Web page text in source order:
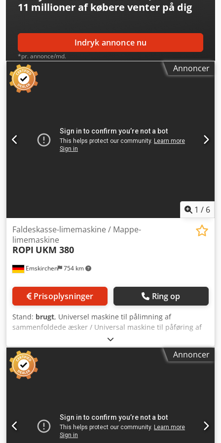
11 millioner af købere venter på dig
Indryk annonce nu
*pr. annonce/md.
Annoncer
1 / 6
Emskirchen 754 km
Faldeskasse-limemaskine / Mappe-
limemaskine
ROPI UKM 380
Prisoplysninger Ring op
Stand: brugt, Universel maskine til pålimning af
sammenfoldede æsker / Universal maskine til påføring af
lim på sammenfoldede æsker Maskine til pålimning af
sammenfoldede æsker / Maskine til påføring af lim på
sammenfoldede æsker ROPI UKM 380 Årstal / År: 2003
Format / Størrelse: min. 60 x 100 mm - 500 x 420 mm
Hastighed / (Bånd)hastighed: maks. 5.000 cyklusser/time
Sugebånds-fremføringssystem til drift uden stop
Maskinens dimensioner / Maskinens mål Maskinens
Annoncer